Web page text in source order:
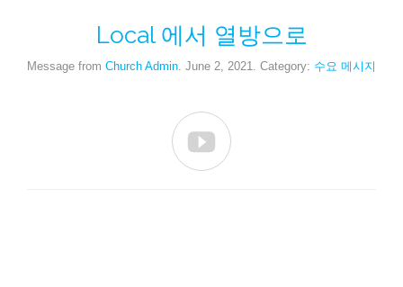
Local 에서 열방으로
Message from Church Admin . June 2, 2021. Category: 수요 메시지
